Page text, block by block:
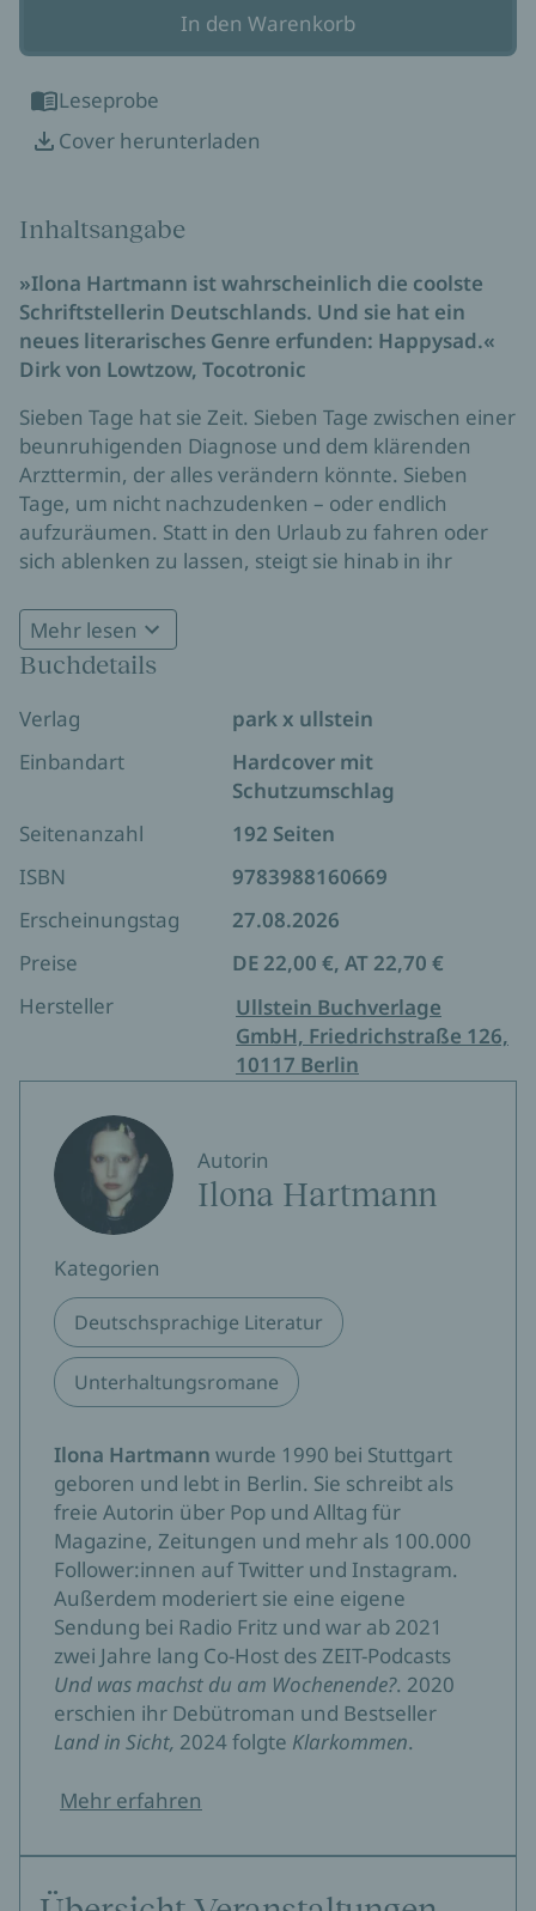
In den Warenkorb
Leseprobe
Cover herunterladen
Inhaltsangabe
»Ilona Hartmann ist wahrscheinlich die coolste
Schriftstellerin Deutschlands. Und sie hat ein
neues literarisches Genre erfunden: Happysad.«
Dirk von Lowtzow, Tocotronic
Sieben Tage hat sie Zeit. Sieben Tage zwischen einer
beunruhigenden Diagnose und dem klärenden
Arzttermin, der alles verändern könnte. Sieben
Tage, um nicht nachzudenken – oder endlich
aufzuräumen. Statt in den Urlaub zu fahren oder
sich ablenken zu lassen, steigt sie hinab in ihr
Müsliriegeln und dem festen Vorsatz, sich von allem
zu trennen, was sie nicht mehr braucht und
freizulassen, was ohne sie besser dran ist.
Doch zwischen Umzugskartons und
Erinnerungskisten, XXL-Plüschteddys und 20 Jahre
alten Zahnbürsten beginnt eine unerwartete
Expedition: durch Chaos und Ordnung, Konsum
und Identität, durch die Geschichte ihrer Dinge und
eine Meditation über Schrott. Begleitet von ihrer
minimalistischen Schwester, einer pragmatischen
Gebrauchtwarenhändlerin und den Fabelwesen,
die im Keller rascheln, stellt sie fest: Wegwerfen ist
Trennung ohne Hintertür.
Ein Roman über eine junge Frau, die ihren Keller
aufräumt und dabei herausfindet, worauf es im
Leben eigentlich ankommt.
Mehr lesen
Buchdetails
Verlag
park x ullstein
Einbandart
Hardcover mit
Schutzumschlag
Seitenanzahl
192 Seiten
ISBN
9783988160669
Erscheinungstag
27.08.2026
Preise
DE 22,00 €, AT 22,70 €
Hersteller
Ullstein Buchverlage
GmbH, Friedrichstraße 126,
10117 Berlin
Autorin
Ilona Hartmann
Kategorien
Deutschsprachige Literatur
Unterhaltungsromane
Ilona Hartmann wurde 1990 bei Stuttgart
geboren und lebt in Berlin. Sie schreibt als
freie Autorin über Pop und Alltag für
Magazine, Zeitungen und mehr als 100.000
Follower:innen auf Twitter und Instagram.
Außerdem moderiert sie eine eigene
Sendung bei Radio Fritz und war ab 2021
zwei Jahre lang Co-Host des ZEIT-Podcasts
Und was machst du am Wochenende?. 2020
erschien ihr Debütroman und Bestseller
Land in Sicht, 2024 folgte Klarkommen.
Mehr erfahren